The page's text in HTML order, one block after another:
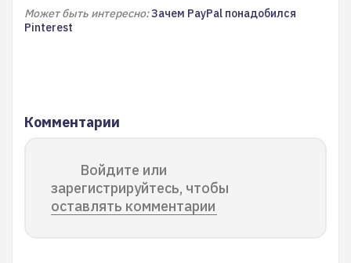
Может быть интересно:Зачем PayPal понадобился
Pinterest
Комментарии
Войдите или
зарегистрируйтесь, чтобы
оставлять комментарии